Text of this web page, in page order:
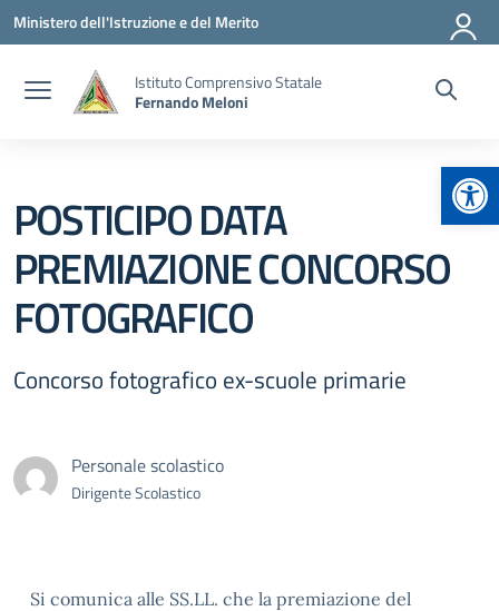
Vai ai contenuti
Vai al menu di navigazione
Vai al footer
Ministero dell'Istruzione e del Merito
Istituto Comprensivo Statale
Fernando Meloni
POSTICIPO DATA
PREMIAZIONE CONCORSO
FOTOGRAFICO
Concorso fotografico ex-scuole primarie
Personale scolastico
Dirigente Scolastico
Si comunica alle SS.LL. che la premiazione del